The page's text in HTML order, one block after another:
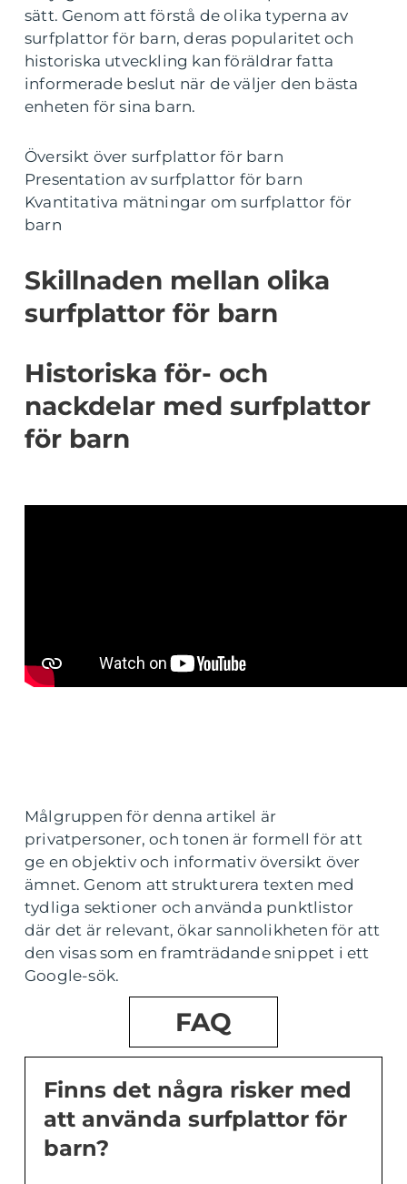
sätt. Genom att förstå de olika typerna av
surfplattor för barn, deras popularitet och
historiska utveckling kan föräldrar fatta
informerade beslut när de väljer den bästa
enheten för sina barn.
Översikt över surfplattor för barn
Presentation av surfplattor för barn
Kvantitativa mätningar om surfplattor för
barn
Skillnaden mellan olika
surfplattor för barn
Historiska för- och
nackdelar med surfplattor
för barn
Målgruppen för denna artikel är
privatpersoner, och tonen är formell för att
ge en objektiv och informativ översikt över
ämnet. Genom att strukturera texten med
tydliga sektioner och använda punktlistor
där det är relevant, ökar sannolikheten för att
den visas som en framträdande snippet i ett
Google-sök.
FAQ
Finns det några risker med
att använda surfplattor för
barn?